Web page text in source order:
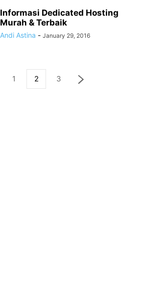
Informasi Dedicated Hosting
Murah & Terbaik
Andi Astina - January 29, 2016
1 2 3